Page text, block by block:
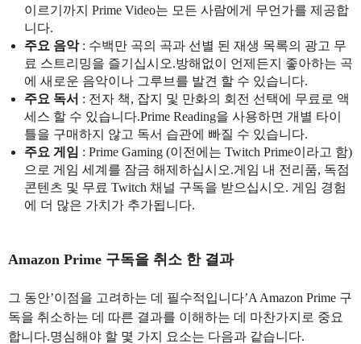
이르기까지 Prime Video는 모든 사람에게 무언가를 제공합
니다.
주요 음악 : 수백만 곡의 곡과 선별 된 재생 목록의 광고 무
료 스트리밍을 즐기십시오.방해없이 언제든지 좋아하는 곡
에 새로운 음악이나 그루브를 발견 할 수 있습니다.
주요 독서 : 전자 책, 잡지 및 만화의 회전 선택에 무료로 액
세스 할 수 있습니다.Prime Reading을 사용하면 개별 타이
틀을 구매하지 않고 독서 습관에 빠질 수 있습니다.
주요 게임 : Prime Gaming (이전에는 Twitch Prime이라고 함)
으로 게임 세계를 잠금 해제하십시오.게임 내 전리품, 독점
콘텐츠 및 무료 Twitch 채널 구독을 받으십시오. 게임 경험
에 더 많은 가치가 추가됩니다.
Amazon Prime 구독을 취소 한 결과
그 동안’이점을 고려하는 데 필수적입니다’A Amazon Prime 구
독을 취소하는 데 따른 결과를 이해하는 데 마찬가지로 중요
합니다.명심해야 할 몇 가지 요소는 다음과 같습니다.